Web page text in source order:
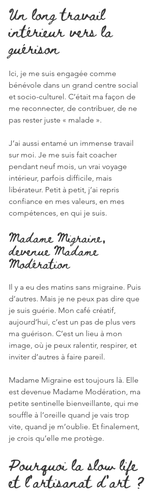
Un long travail
intérieur vers la
guérison
Ici, je me suis engagée comme
bénévole dans un grand centre social
et socio-culturel. C’était ma façon de
me reconnecter, de contribuer, de ne
pas rester juste « malade ».
J’ai aussi entamé un immense travail
sur moi. Je me suis fait coacher
pendant neuf mois, un vrai voyage
intérieur, parfois difficile, mais
libérateur. Petit à petit, j’ai repris
confiance en mes valeurs, en mes
compétences, en qui je suis.
Madame Migraine,
devenue Madame
Modération
Il y a eu des matins sans migraine. Puis
d’autres. Mais je ne peux pas dire que
je suis guérie. Mon café créatif,
aujourd’hui, c’est un pas de plus vers
ma guérison. C’est un lieu à mon
image, où je peux ralentir, respirer, et
inviter d’autres à faire pareil.
Madame Migraine est toujours là. Elle
est devenue Madame Modération, ma
petite sentinelle bienveillante, qui me
souffle à l’oreille quand je vais trop
vite, quand je m’oublie. Et finalement,
je crois qu’elle me protège.
Pourquoi la slow life
et l’artisanat d’art ?